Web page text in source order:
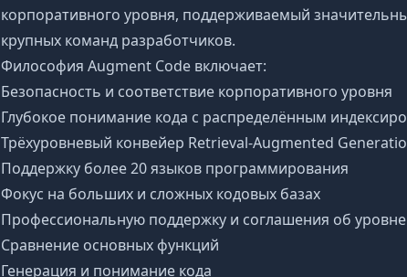
корпоративного уровня, поддерживаемый
крупных команд разработчиков.
Философия Augment Code включает:
Безопасность и соответствие корпоративного уровня
Глубокое понимание кода с распределённым
Трёхуровневый конвейер Retrieval-Augmented
Поддержку более 20 языков программирования
Фокус на больших и сложных кодовых базах
Профессиональную поддержку и соглашения об уровне
Сравнение основных функций
Генерация и понимание кода